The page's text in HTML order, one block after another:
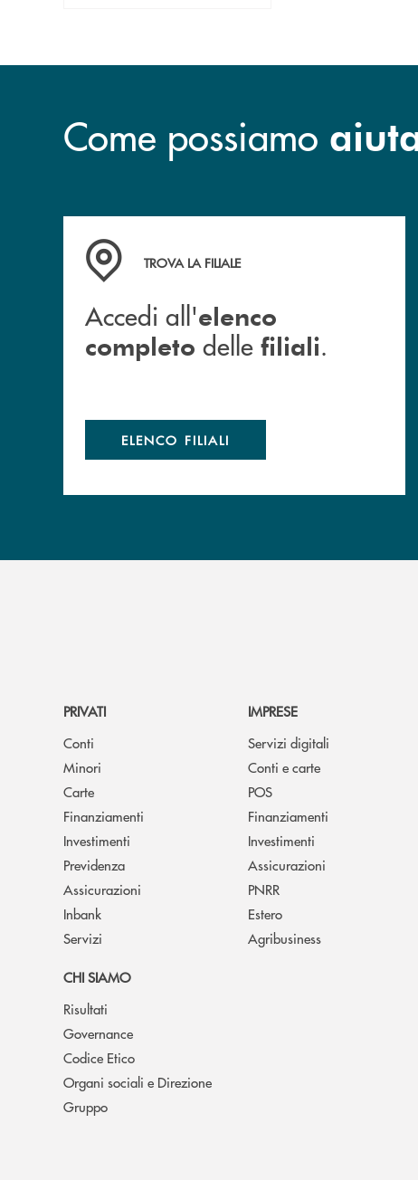
Come possiamo
Accedi all' elenco completo delle filiali .
TROVA LA FILIALE
Accedi all'elenco
completo delle filiali.
ELENCO FILIALI
PRIVATI
Conti
Minori
Carte
Finanziamenti
Investimenti
Previdenza
Assicurazioni
Inbank
Servizi
IMPRESE
Servizi digitali
Conti e carte
POS
Finanziamenti
Investimenti
Assicurazioni
PNRR
Estero
Agribusiness
CHI SIAMO
Risultati
Governance
Codice Etico
Organi sociali e Direzione
Gruppo